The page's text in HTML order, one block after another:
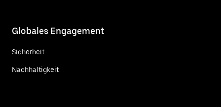
Globales Engagement
Sicherheit
Nachhaltigkeit